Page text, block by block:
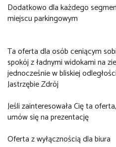
Dodatkowo dla każdego
miejscu parkingowym
Ta oferta dla osób ceniącym
spokój z ładnymi widokami na
jednocześnie w bliskiej
Jastrzębie Zdrój
Jeśli zainteresowała Cię ta
umów się na prezentację
Oferta z wyłącznością dla biura